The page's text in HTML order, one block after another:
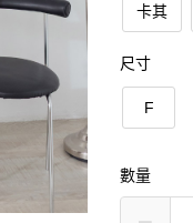
卡其
尺寸
F
數量